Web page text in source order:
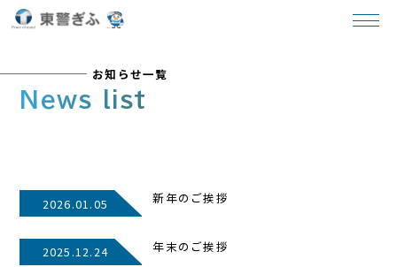
TOP お知らせ一覧
お知らせ一覧
News list
2026.01.05 新年のご挨拶
2025.12.24 年末のご挨拶